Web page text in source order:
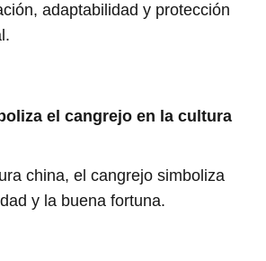
adaptabilidad y protección
el cangrejo en la cultura
china, el cangrejo simboliza
y la buena fortuna.